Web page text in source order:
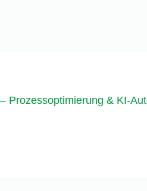
Prozessoptimierung & KI-